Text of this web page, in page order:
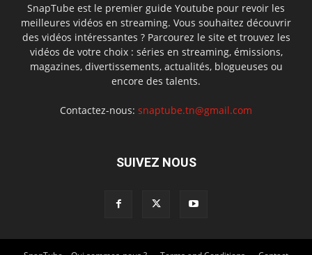
SnapTube est le premier guide Youtube pour revoir les
meilleures vidéos en streaming. Vous souhaitez découvrir
des vidéos intéressantes ? Parcourez le site et trouvez les
vidéos de votre choix : séries en streaming, émissions,
magazines, divertissements, actualités, blogueuses ou
encore des talents.
Contactez-nous: snaptube.tn@gmail.com
SUIVEZ NOUS